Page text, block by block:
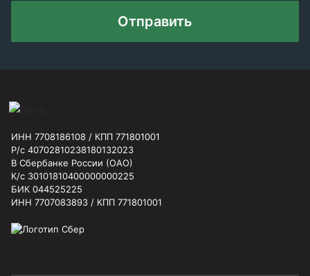
Отправить
ИНН 7708186108 / КПП 771801001
Р/с 40702810238180132023
В Сбербанке России (ОАО)
К/с 30101810400000000225
БИК 044525225
ИНН 7707083893 / КПП 771801001